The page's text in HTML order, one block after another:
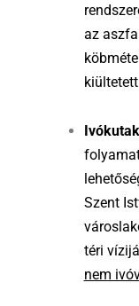
az
Szent
téri
nem